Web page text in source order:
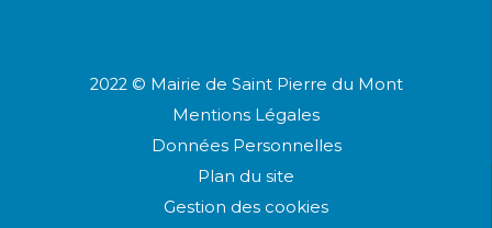
2022 © Mairie de Saint Pierre du Mont
Mentions Légales
Données Personnelles
Plan du site
Gestion des cookies